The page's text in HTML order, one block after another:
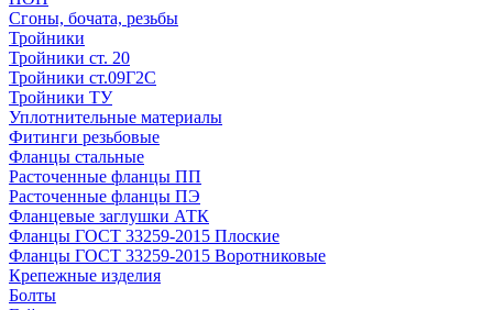
Сгоны, бочата, резьбы
Тройники
Тройники ст. 20
Тройники ст.09Г2С
Тройники ТУ
Уплотнительные материалы
Фитинги резьбовые
Фланцы стальные
Расточенные фланцы ПП
Расточенные фланцы ПЭ
Фланцевые заглушки АТК
Фланцы ГОСТ 33259-2015 Плоские
Фланцы ГОСТ 33259-2015 Воротниковые
Крепежные изделия
Болты